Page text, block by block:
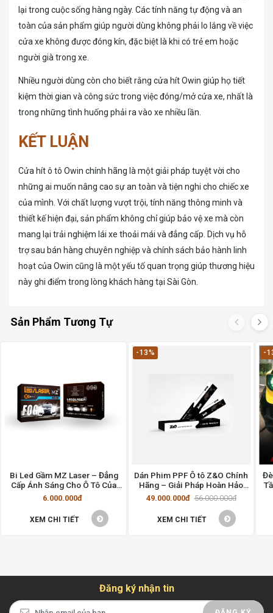
lại trong cuộc sống hàng ngày. Các tính năng tự động và an
toàn của sản phẩm giúp người dùng không phải lo lắng về việc
cửa xe không được đóng kín, đặc biệt là khi có trẻ em hoặc
người già trong xe.
Nhiều người dùng còn cho biết rằng cửa hít Owin giúp họ tiết
kiệm thời gian và công sức trong việc đóng/mở cửa xe, nhất là
trong những tình huống phải ra vào xe nhiều lần.
KẾT LUẬN
Cửa hít ô tô Owin chính hãng là một giải pháp tuyệt vời cho
những ai muốn nâng cao sự an toàn và tiện nghi cho chiếc xe
của mình. Với chất lượng vượt trội, tính năng thông minh và
thiết kế hiện đại, sản phẩm không chỉ giúp bảo vệ xe mà còn
mang lại trải nghiệm lái xe thoải mái và đẳng cấp. Dịch vụ hỗ
trợ sau bán hàng chuyên nghiệp và chính sách bảo hành linh
hoạt của Owin cũng là một yếu tố quan trọng giúp thương hiệu
này ghi điểm trong lòng khách hàng tại Sài Gòn.
Sản Phẩm Tương Tự
Bi Led Gầm MZ Laser – Đẳng
Cấp Ánh Sáng Cho Ô Tô Của
Bạn
6.000.000đ
XEM CHI TIẾT
-13%
Dán Phim PPF Ô tô Z&O Chính
Hãng – Giải Pháp Hoàn Hảo
Cho Xe Của Bạn
49.000.000đ 56.000.000đ
XEM CHI TIẾT
-
Đăng ký nhận tin